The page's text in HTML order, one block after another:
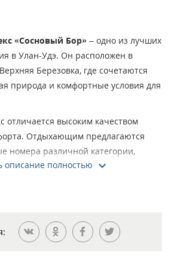
«Сосновый Бор» – одно из лучших
в Улан-Удэ. Он расположен в
Березовка, где сочетаются
природа и комфортные условия для
отличается высоким качеством
Отдыхающим предлагаются
номера различной категории,
мебелью и техникой. В
заказа диетических блюд.
описание полностью